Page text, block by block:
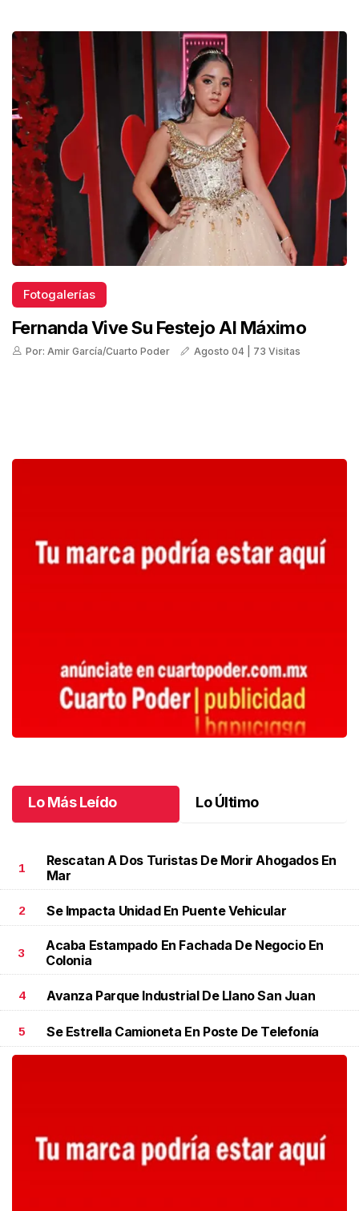
Fotogalerías
Fernanda Vive Su Festejo Al Máximo
Por: Amir García/Cuarto Poder Agosto 04 | 73 Visitas
Lo Más Leído Lo Último
1
Rescatan A Dos Turistas De Morir Ahogados En
Mar
2 Se Impacta Unidad En Puente Vehicular
3
Acaba Estampado En Fachada De Negocio En
Colonia
4 Avanza Parque Industrial De Llano San Juan
5 Se Estrella Camioneta En Poste De Telefonía